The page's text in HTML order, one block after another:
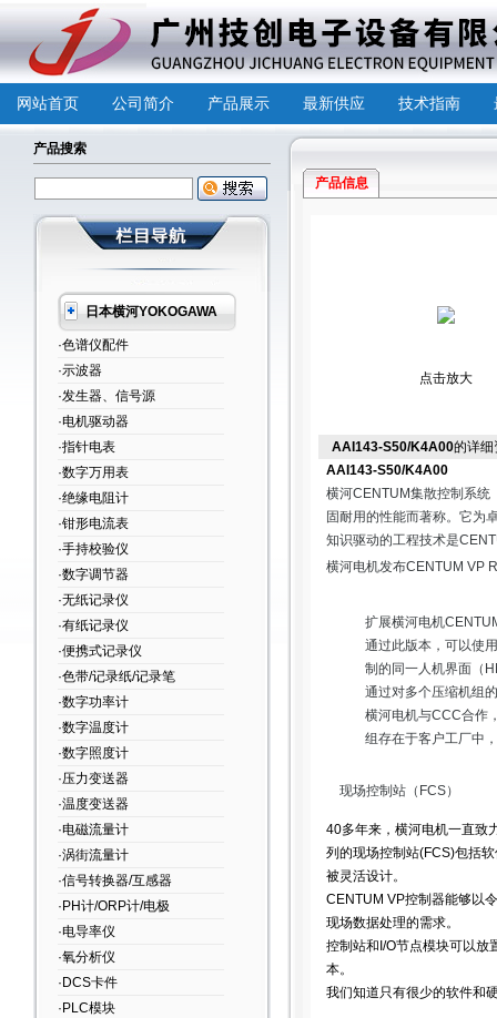
网站首页 公司简介 产品展示 最新供应 技术指南
产品搜索
日本横河YOKOGAWA
·色谱仪配件
·示波器
·发生器、信号源
·电机驱动器
·指针电表
·数字万用表
·绝缘电阻计
·钳形电流表
·手持校验仪
·数字调节器
·无纸记录仪
·有纸记录仪
·便携式记录仪
·色带/记录纸/记录笔
·数字功率计
·数字温度计
·数字照度计
·压力变送器
·温度变送器
·电磁流量计
·涡街流量计
·信号转换器/互感器
·PH计/ORP计/电极
·电导率仪
·氧分析仪
·DCS卡件
·PLC模块
产品信息
点击放大
AAI143-S50/K4A00的详细
AAI143-S50/K4A00
横河CENTUM集散控制系统
固耐用的性能而著称。它为
知识驱动的工程技术是
横河电机发布CENTUM VP
扩展横河电机
通过此版本，可以使
制的同一人机界面（
通过对多个压缩机组
横河电机与CCC合作
组存在于客户工厂中
现场控制站（FCS）
40多年来，横河电机一直致
列的现场控制站(FCS)包括
被灵活设计。
CENTUM VP控制器能够以
现场数据处理的需求。
控制站和I/O节点模块可以放
本。
我们知道只有很少的软件和